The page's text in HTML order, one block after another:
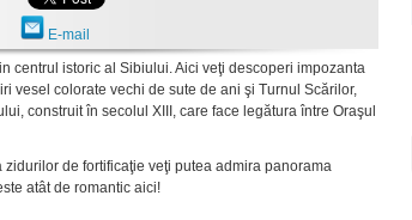
E-mail
centrul istoric al Sibiului. Aici veţi descoperi impozanta
vesel colorate vechi de sute de ani şi Turnul Scărilor,
construit în secolul XIII, care face legătura între Oraşul
de fortificaţie veţi putea admira panorama
atât de romantic aici!